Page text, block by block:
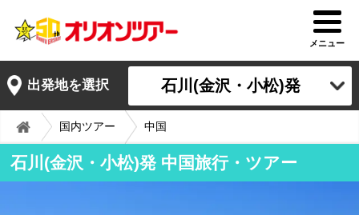
メニュー
出発地を選択 石川(金沢・小松)発
国内ツアー 中国
石川(金沢・小松)発 中国旅行・ツアー